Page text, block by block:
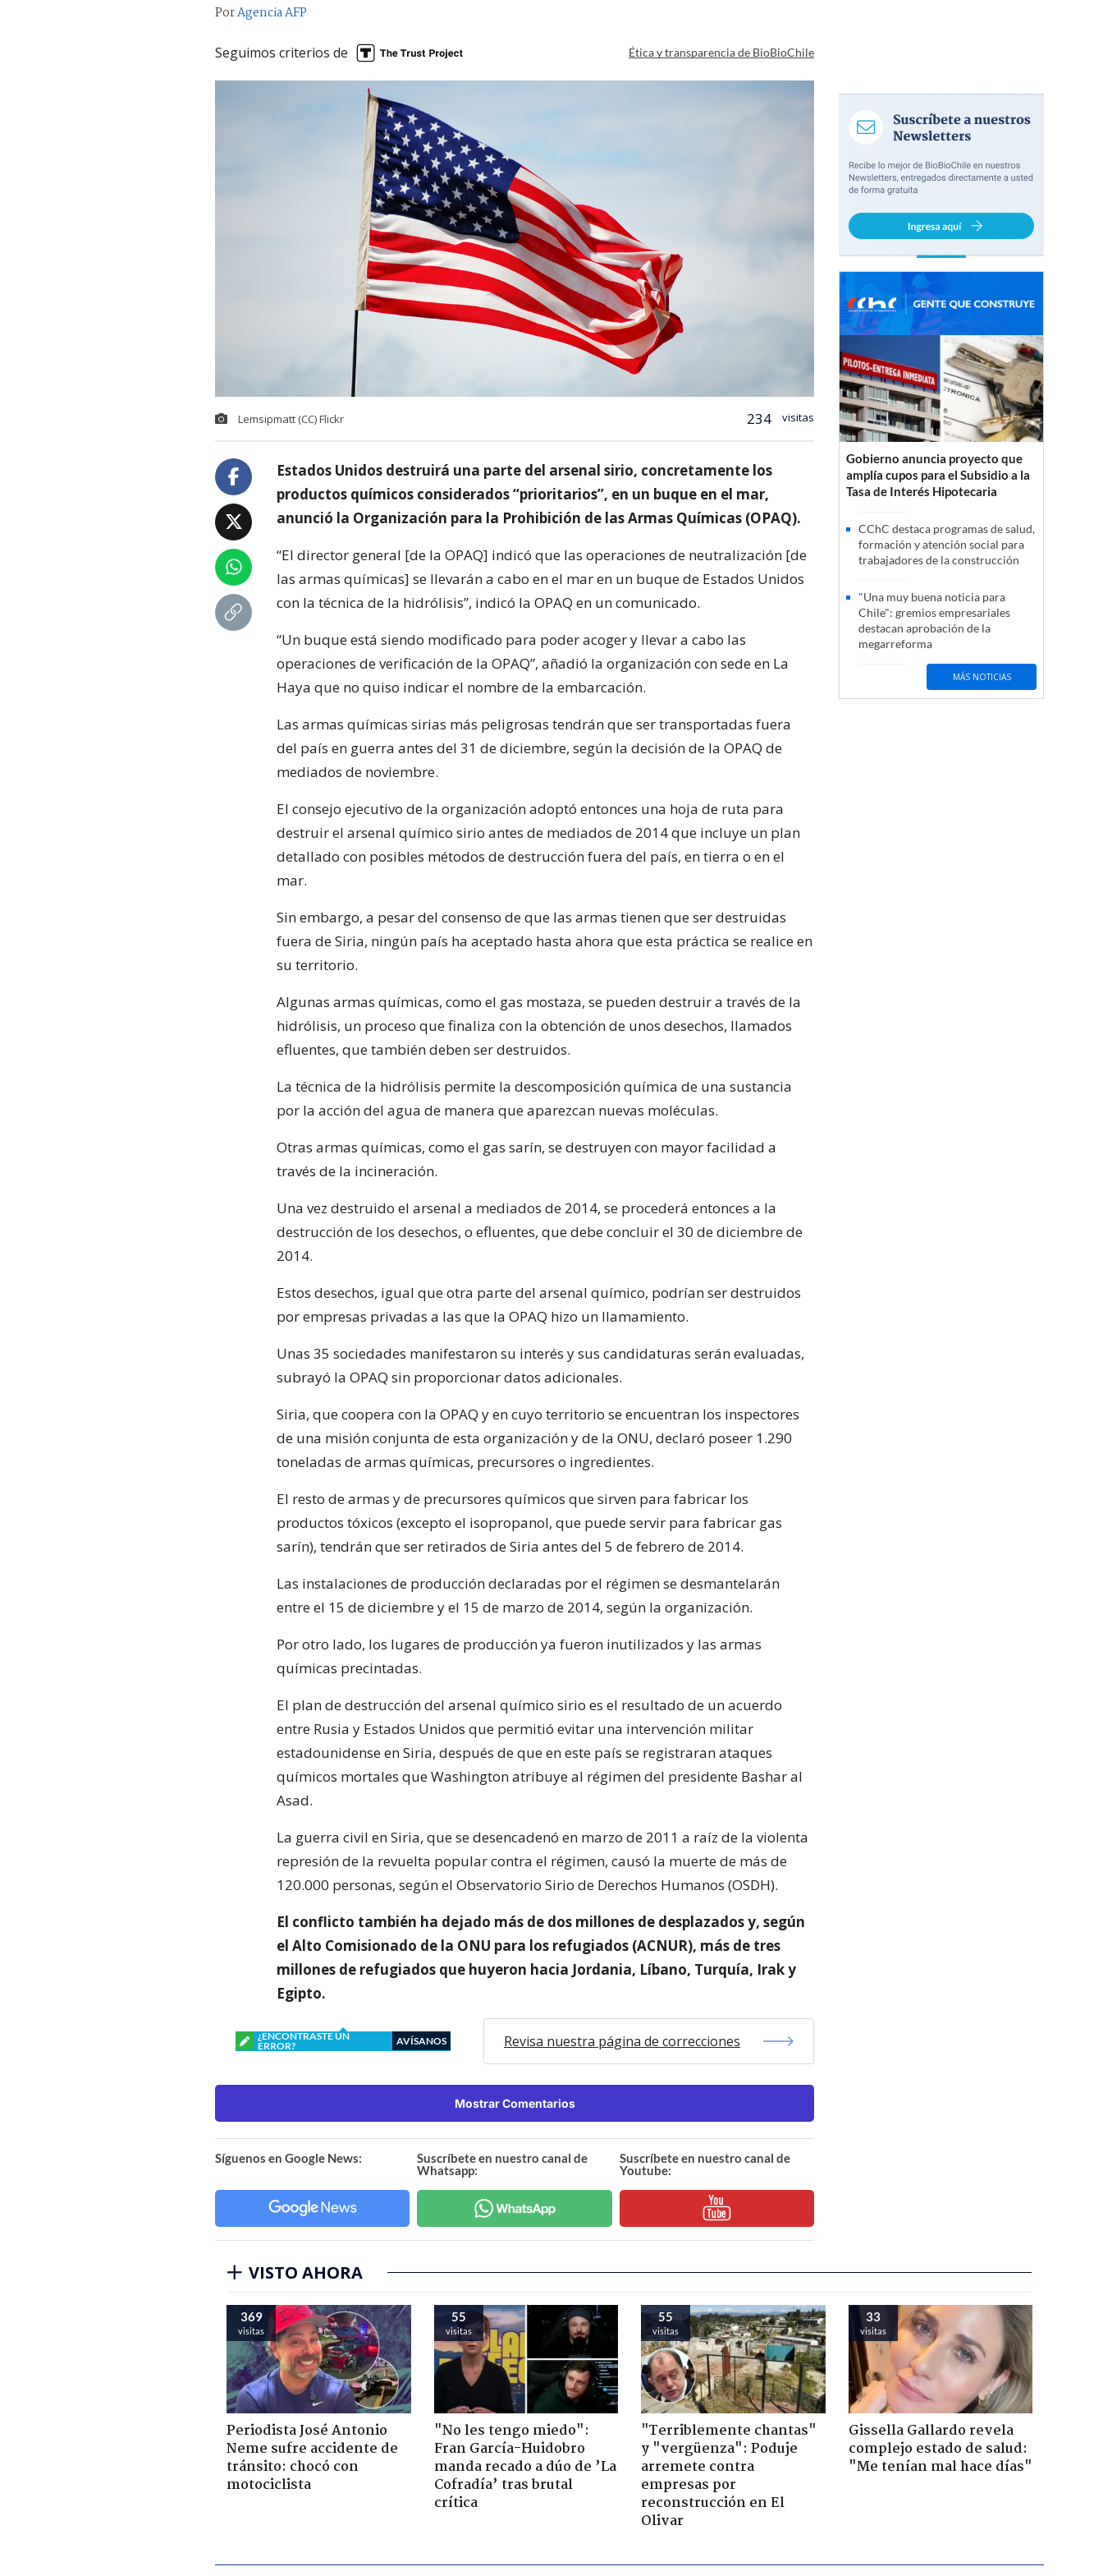
PorAgencia AFP
Seguimos criterios de Ética y transparencia de BioBioChile
Lemsipmatt (CC) Flickr 234 visitas
Estados Unidos destruirá una parte del arsenal sirio, concretamente los
productos químicos considerados “prioritarios”, en un buque en el mar,
anunció la Organización para la Prohibición de las Armas Químicas (OPAQ).
“El director general [de la OPAQ] indicó que las operaciones de neutralización [de
las armas químicas] se llevarán a cabo en el mar en un buque de Estados Unidos
con la técnica de la hidrólisis”, indicó la OPAQ en un comunicado.
“Un buque está siendo modificado para poder acoger y llevar a cabo las
operaciones de verificación de la OPAQ”, añadió la organización con sede en La
Haya que no quiso indicar el nombre de la embarcación.
Las armas químicas sirias más peligrosas tendrán que ser transportadas fuera
del país en guerra antes del 31 de diciembre, según la decisión de la OPAQ de
mediados de noviembre.
El consejo ejecutivo de la organización adoptó entonces una hoja de ruta para
destruir el arsenal químico sirio antes de mediados de 2014 que incluye un plan
detallado con posibles métodos de destrucción fuera del país, en tierra o en el
mar.
Sin embargo, a pesar del consenso de que las armas tienen que ser destruidas
fuera de Siria, ningún país ha aceptado hasta ahora que esta práctica se realice en
su territorio.
Algunas armas químicas, como el gas mostaza, se pueden destruir a través de la
hidrólisis, un proceso que finaliza con la obtención de unos desechos, llamados
efluentes, que también deben ser destruidos.
La técnica de la hidrólisis permite la descomposición química de una sustancia
por la acción del agua de manera que aparezcan nuevas moléculas.
Otras armas químicas, como el gas sarín, se destruyen con mayor facilidad a
través de la incineración.
Una vez destruido el arsenal a mediados de 2014, se procederá entonces a la
destrucción de los desechos, o efluentes, que debe concluir el 30 de diciembre de
2014.
Estos desechos, igual que otra parte del arsenal químico, podrían ser destruidos
por empresas privadas a las que la OPAQ hizo un llamamiento.
Unas 35 sociedades manifestaron su interés y sus candidaturas serán evaluadas,
subrayó la OPAQ sin proporcionar datos adicionales.
Siria, que coopera con la OPAQ y en cuyo territorio se encuentran los inspectores
de una misión conjunta de esta organización y de la ONU, declaró poseer 1.290
toneladas de armas químicas, precursores o ingredientes.
El resto de armas y de precursores químicos que sirven para fabricar los
productos tóxicos (excepto el isopropanol, que puede servir para fabricar gas
sarín), tendrán que ser retirados de Siria antes del 5 de febrero de 2014.
Las instalaciones de producción declaradas por el régimen se desmantelarán
entre el 15 de diciembre y el 15 de marzo de 2014, según la organización.
Por otro lado, los lugares de producción ya fueron inutilizados y las armas
químicas precintadas.
El plan de destrucción del arsenal químico sirio es el resultado de un acuerdo
entre Rusia y Estados Unidos que permitió evitar una intervención militar
estadounidense en Siria, después de que en este país se registraran ataques
químicos mortales que Washington atribuye al régimen del presidente Bashar al
Asad.
La guerra civil en Siria, que se desencadenó en marzo de 2011 a raíz de la violenta
represión de la revuelta popular contra el régimen, causó la muerte de más de
120.000 personas, según el Observatorio Sirio de Derechos Humanos (OSDH).
El conflicto también ha dejado más de dos millones de desplazados y, según
el Alto Comisionado de la ONU para los refugiados (ACNUR), más de tres
millones de refugiados que huyeron hacia Jordania, Líbano, Turquía, Irak y
Egipto.
¿ENCONTRASTE UN
ERROR?
AVÍSANOS Revisa nuestra página de correcciones
Mostrar Comentarios
Síguenos en Google News:
Suscríbete en nuestro canal de
Whatsapp:
Suscríbete en nuestro canal de
Youtube:
Gobierno anuncia proyecto que
amplía cupos para el Subsidio a la
Tasa de Interés Hipotecaria
CChC destaca programas de salud,
formación y atención social para
trabajadores de la construcción
"Una muy buena noticia para
Chile": gremios empresariales
destacan aprobación de la
megarreforma
MÁS NOTICIAS
VISTO AHORA
369
visitas
Periodista José Antonio
Neme sufre accidente de
tránsito: chocó con
motociclista
55
visitas
"No les tengo miedo":
Fran García-Huidobro
manda recado a dúo de ’La
Cofradía’ tras brutal
crítica
55
visitas
"Terriblemente chantas"
y "vergüenza": Poduje
arremete contra
empresas por
reconstrucción en El
Olivar
33
visitas
Gissella Gallardo revela
complejo estado de salud:
"Me tenían mal hace días"